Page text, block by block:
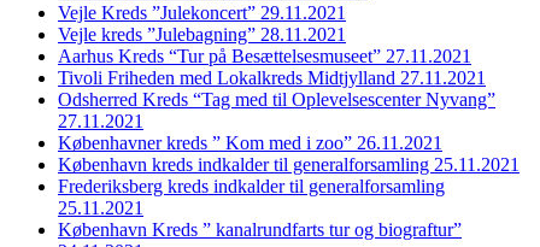
Vejle Kreds ”Julekoncert” 29.11.2021
Vejle kreds ”Julebagning” 28.11.2021
Aarhus Kreds “Tur på Besættelsesmuseet” 27.11.2021
Tivoli Friheden med Lokalkreds Midtjylland 27.11.2021
Odsherred Kreds “Tag med til Oplevelsescenter Nyvang”
27.11.2021
Københavner kreds ” Kom med i zoo” 26.11.2021
København kreds indkalder til generalforsamling 25.11.2021
Frederiksberg kreds indkalder til generalforsamling
25.11.2021
København Kreds ” kanalrundfarts tur og biograftur”